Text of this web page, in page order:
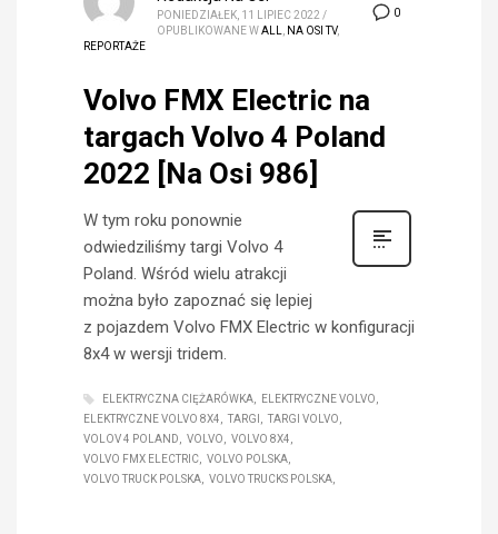
0
PONIEDZIAŁEK, 11 LIPIEC 2022 /
OPUBLIKOWANE WALL NA OSI TV,
REPORTAŻE
Volvo FMX Electric na
targach Volvo 4 Poland
2022 [Na Osi 986]
W tym roku ponownie
odwiedziliśmy targi Volvo 4
Poland. Wśród wielu atrakcji
można było zapoznać się lepiej
z pojazdem Volvo FMX Electric w konfiguracji
8x4 w wersji tridem.
ELEKTRYCZNA CIĘŻARÓWKA
ELEKTRYCZNE VOLVO
ELEKTRYCZNE VOLVO 8X4
TARGI
TARGI VOLVO
VOLOV 4 POLAND
VOLVO
VOLVO 8X4
VOLVO FMX ELECTRIC
VOLVO POLSKA
VOLVO TRUCK POLSKA
VOLVO TRUCKS POLSKA